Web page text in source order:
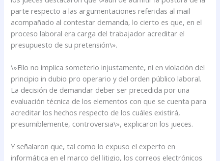
parte respecto a las argumentaciones referidas al mail
acompañado al contestar demanda, lo cierto es que, en el
proceso laboral era carga del trabajador acreditar el
presupuesto de su pretensión\».
\»Ello no implica someterlo injustamente, ni en violación del
principio in dubio pro operario y del orden público laboral.
La decisión de demandar deber ser precedida por una
evaluación técnica de los elementos con que se cuenta para
acreditar los hechos respecto de los cuáles existirá,
presumiblemente, controversia\», explicaron los jueces.
Y señalaron que, tal como lo expuso el experto en
informática en el marco del litigio, los correos electrónicos